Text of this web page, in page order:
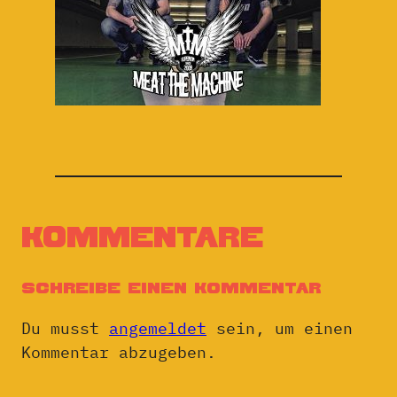
Kommentare
Schreibe einen Kommentar
Du musst angemeldet sein, um einen
Kommentar abzugeben.